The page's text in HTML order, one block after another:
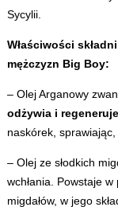
Sycylii.
Właściwości
mężczyzn Big Boy:
– Olej Arganowy
odżywia i
naskórek,
– Olej ze słodkich
wchłania. Powstaje w
migdałów, w jego